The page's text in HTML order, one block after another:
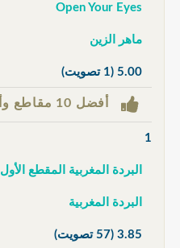
Open Your Eyes
ماهر الزين
5.00 (1 تصويت)
أفضل 10 مقاطع وألبومات حسب التصويتات
1
البردة المغربية المقطع الأول
البردة المغربية
3.85 (57 تصويت)